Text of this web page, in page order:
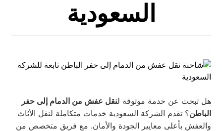
السعودية
هل تبحث عن خدمة موثوقة لنقل عفش من الدمام إلى حفر
الباطن؟ تقدم الشركة السعودية خدمات متكاملة لنقل الأثاث
والعفش بأعلى معايير الجودة والأمان. مع فريق متخصص من